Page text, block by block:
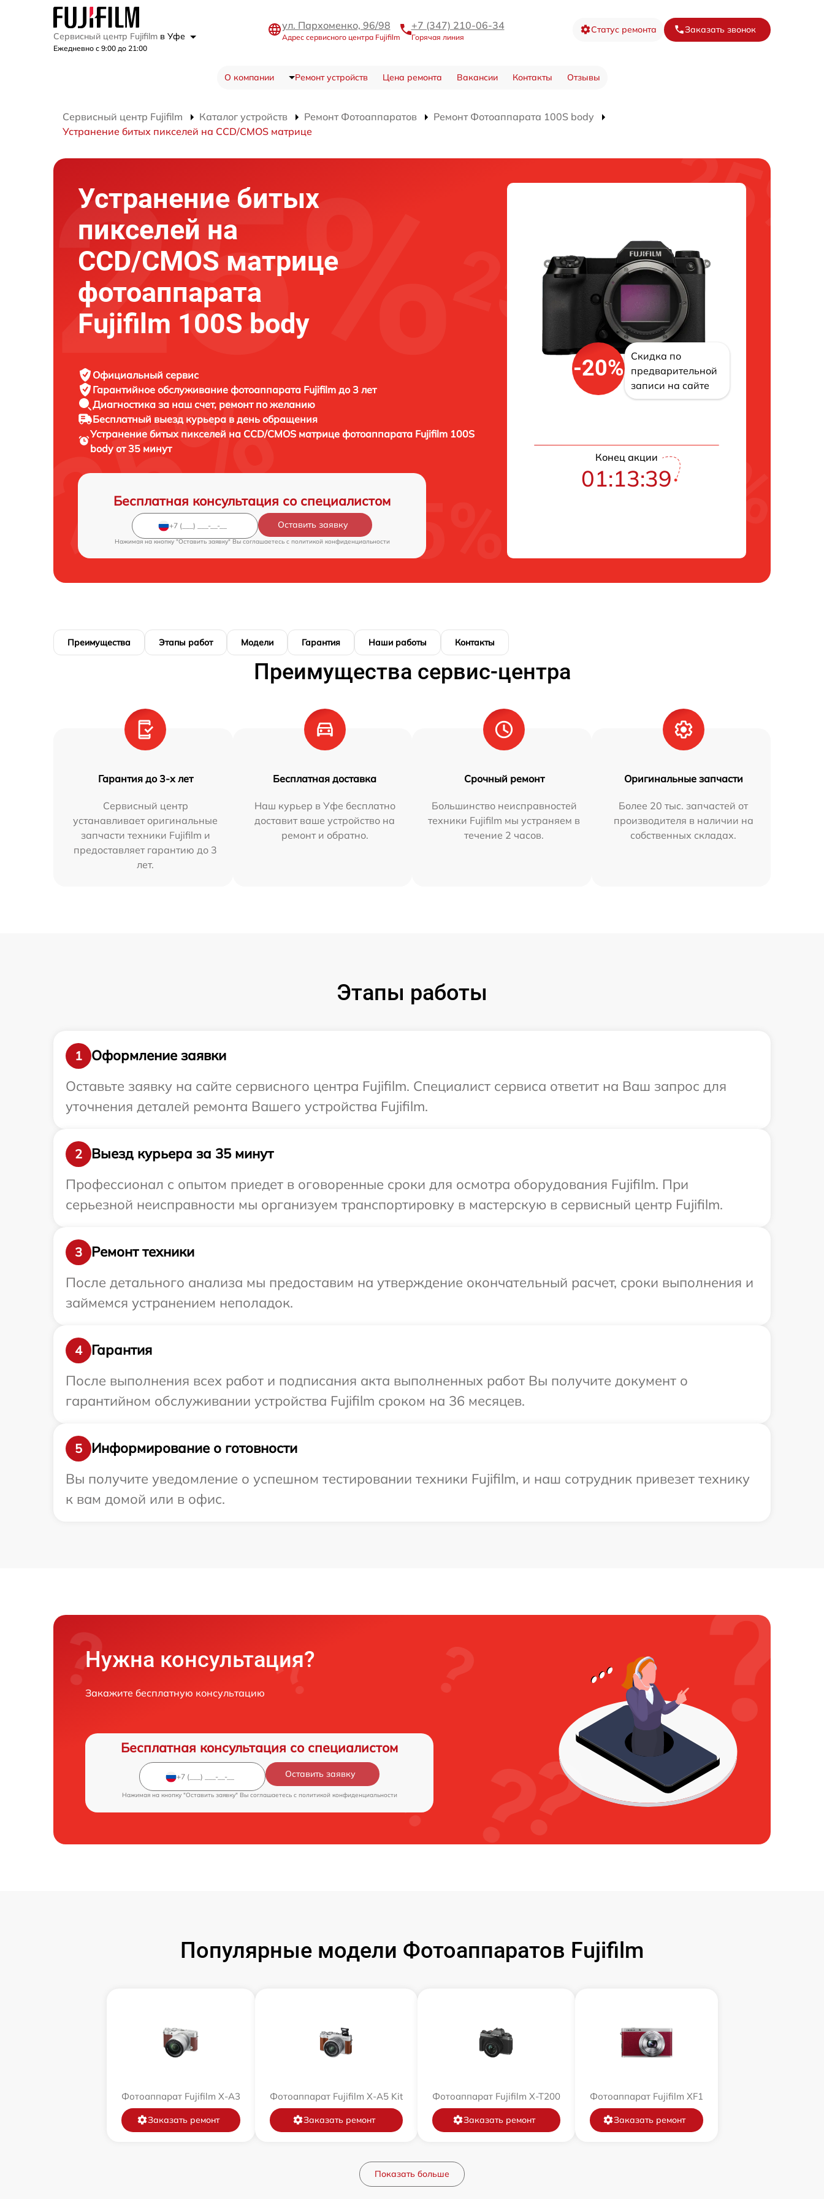
Сервисный центр Fujifilm в Уфе
Ежедневно с 9:00 до 21:00
ул. Пархоменко, 96/98
Адрес сервисного центра Fujifilm
+7 (347) 210-06-34
Горячая линия
Статус ремонта Заказать звонок
О компании Ремонт устройств Цена ремонта Вакансии Контакты Отзывы
Сервисный центр Fujifilm Каталог устройств Ремонт Фотоаппаратов
Ремонт Фотоаппарата 100S body
Устранение битых пикселей на CCD/CMOS матрице
Устранение битых
пикселей на
CCD/CMOS матрице
фотоаппарата
Fujifilm 100S body
Официальный сервис
Гарантийное обслуживание фотоаппарата Fujifilm до 3 лет
Диагностика за наш счет, ремонт по желанию
Бесплатный выезд курьера в день обращения
Устранение битых пикселей на CCD/CMOS матрице фотоаппарата Fujifilm 100S
body от 35 минут
Бесплатная консультация со специалистом
Оставить заявку
Нажимая на кнопку "Оставить заявку" Вы соглашаетесь c политикой конфиденциальности
-20%
Скидка по
предварительной
записи на сайте
Конец акции
01:13:38
Преимущества Этапы работ Модели Гарантия Наши работы Контакты
Преимущества сервис-центра
Гарантия до 3-х лет
Сервисный центр
устанавливает оригинальные
запчасти техники Fujifilm и
предоставляет гарантию до 3
лет.
Бесплатная доставка
Наш курьер в Уфе бесплатно
доставит ваше устройство на
ремонт и обратно.
Срочный ремонт
Большинство неисправностей
техники Fujifilm мы устраняем в
течение 2 часов.
Оригинальные запчасти
Более 20 тыс. запчастей от
производителя в наличии на
собственных складах.
Этапы работы
1
Оформление заявки
Оставьте заявку на сайте сервисного центра Fujifilm. Специалист сервиса ответит на Ваш запрос для
уточнения деталей ремонта Вашего устройства Fujifilm.
2
Выезд курьера за 35 минут
Профессионал с опытом приедет в оговоренные сроки для осмотра оборудования Fujifilm. При
серьезной неисправности мы организуем транспортировку в мастерскую в сервисный центр Fujifilm.
3
Ремонт техники
После детального анализа мы предоставим на утверждение окончательный расчет, сроки выполнения и
займемся устранением неполадок.
4
Гарантия
После выполнения всех работ и подписания акта выполненных работ Вы получите документ о
гарантийном обслуживании устройства Fujifilm сроком на 36 месяцев.
5
Информирование о готовности
Вы получите уведомление о успешном тестировании техники Fujifilm, и наш сотрудник привезет технику
к вам домой или в офис.
Нужна консультация?
Закажите бесплатную консультацию
Бесплатная консультация со специалистом
Оставить заявку
Нажимая на кнопку "Оставить заявку" Вы соглашаетесь c политикой конфиденциальности
Популярные модели Фотоаппаратов Fujifilm
Фотоаппарат Fujifilm X-A3
Заказать ремонт
Фотоаппарат Fujifilm X-A5 Kit
Заказать ремонт
Фотоаппарат Fujifilm X-T200
Заказать ремонт
Фотоаппарат Fujifilm XF1
Заказать ремонт
Показать больше